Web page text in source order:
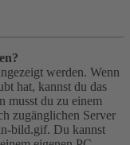
werden. Wenn
hat, kannst du das
musst du zu einem
zugänglichen Server
bild.gif. Du kannst